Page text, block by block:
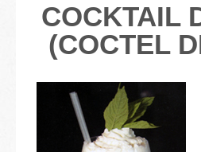
COCKTAIL
(COCTEL